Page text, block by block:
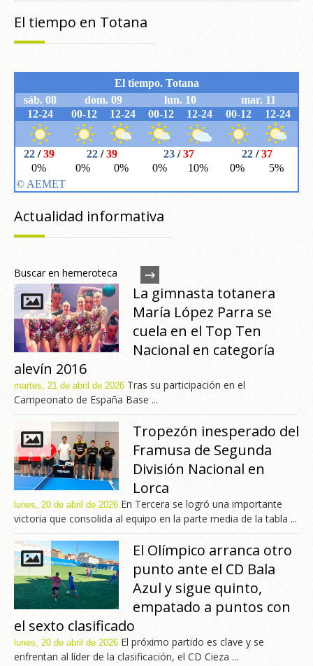
Actualidad informativa
Buscar en hemeroteca
La gimnasta totanera
María López Parra se
cuela en el Top Ten
Nacional en categoría
alevín 2016
martes, 21 de abril de 2026 Tras su participación en el
Campeonato de España Base ...
Tropezón inesperado del
Framusa de Segunda
División Nacional en
Lorca
lunes, 20 de abril de 2026 En Tercera se logró una importante
victoria que consolida al equipo en la parte media de la tabla ...
El Olímpico arranca otro
punto ante el CD Bala
Azul y sigue quinto,
empatado a puntos con
el sexto clasificado
lunes, 20 de abril de 2026 El próximo partido es clave y se
enfrentan al líder de la clasificación, el CD Cieza ...
El tiempo en Totana